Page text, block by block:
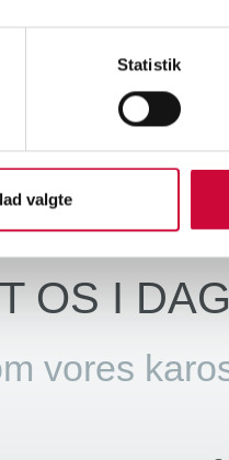
Statistik
valgte
OS I DAG
vores